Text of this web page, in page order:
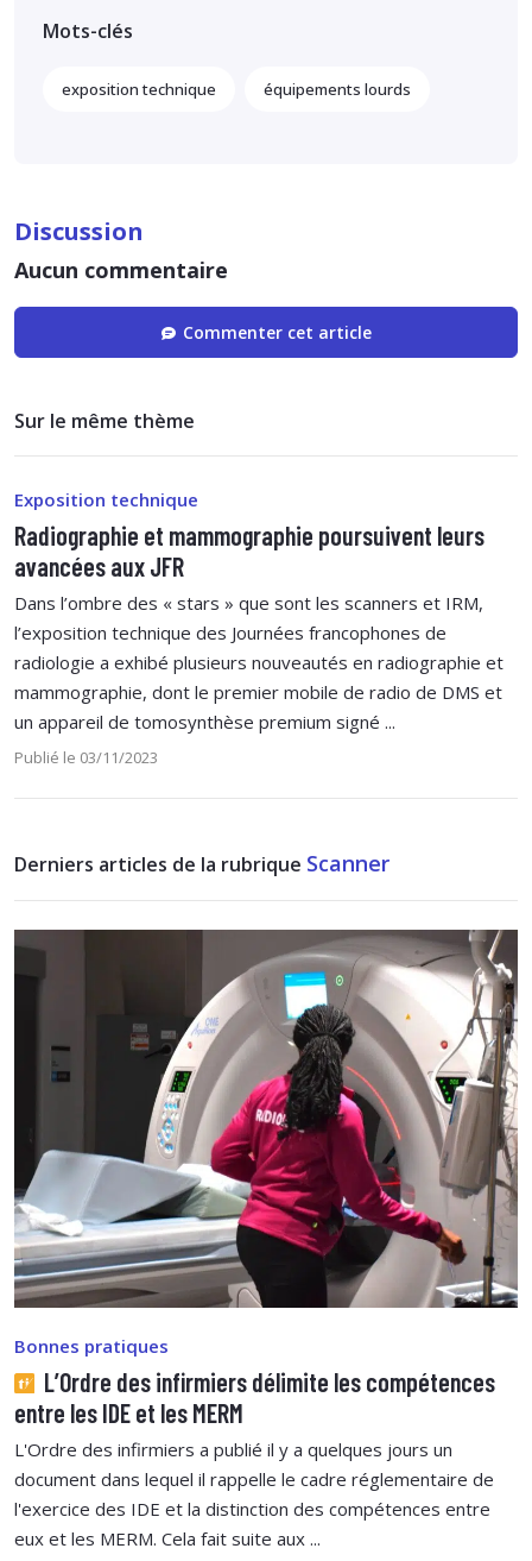
Mots-clés
exposition technique équipements lourds
Discussion
Aucun commentaire
Commenter cet article
Sur le même thème
Exposition technique
Radiographie et mammographie poursuivent leurs
avancées aux JFR
Dans l’ombre des « stars » que sont les scanners et IRM,
l’exposition technique des Journées francophones de
radiologie a exhibé plusieurs nouveautés en radiographie et
mammographie, dont le premier mobile de radio de DMS et
un appareil de tomosynthèse premium signé ...
Publié le 03/11/2023
Derniers articles de la rubrique Scanner
Bonnes pratiques
L’Ordre des infirmiers délimite les compétences
entre les IDE et les MERM
L'Ordre des infirmiers a publié il y a quelques jours un
document dans lequel il rappelle le cadre réglementaire de
l'exercice des IDE et la distinction des compétences entre
eux et les MERM. Cela fait suite aux ...